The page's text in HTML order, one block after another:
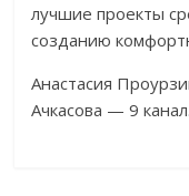
лучшие проекты
созданию
Анастасия
Ачкасова — 9 канал.